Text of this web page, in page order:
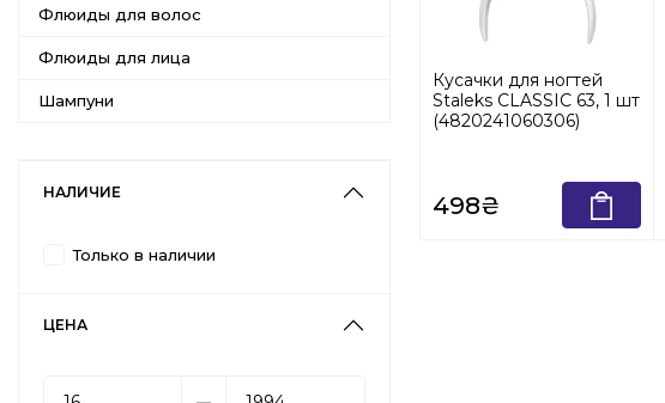
Флюиды для волос
Флюиды для лица
Шампуни
НАЛИЧИЕ
Только в наличии
ЦЕНА
Кусачки для ногтей
Staleks CLASSIC 63, 1 шт
(4820241060306)
498₴